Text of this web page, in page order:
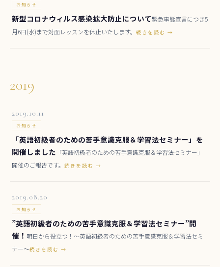
お知らせ
新型コロナウィルス感染拡大防止について緊急事態宣言につき5
月6日(水)まで対面レッスンを休止いたします。 続きを読む →
2019
2019.10.11
お知らせ
「英語初級者のための苦手意識克服＆学習法セミナー」を
開催しました 「英語初級者のための苦手意識克服＆学習法セミナー」
開催のご報告です。 続きを読む →
2019.08.20
お知らせ
”英語初級者のための苦手意識克服＆学習法セミナー”開
催！ 明日から役立つ！～英語初級者のための苦手意識克服＆学習法セミ
ナー～続きを読む →